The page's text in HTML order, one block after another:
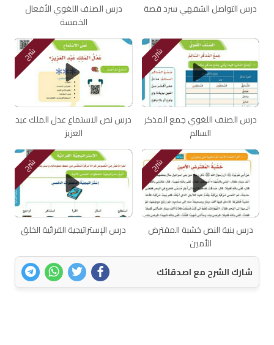
درس التواصل الشفهي سرد قصة
درس الصنف اللغوي الأفعال
الخمسة
شرح
درس الصنف اللغوي جمع المذكر
السالم
شرح
درس نص الاستماع عدل الملك عبد
العزيز
شرح
درس بنية النص خشبة المقترض
الأمين
شرح
درس الإستراتيجية القرائية الخلق
شارك الشرح مع اصدقائك